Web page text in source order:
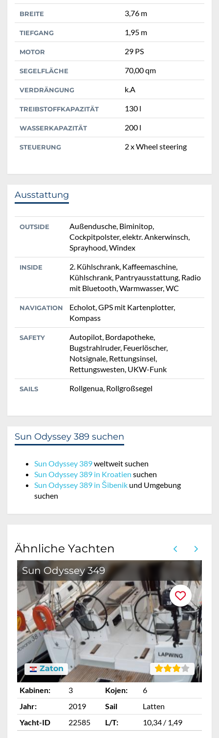
BREITE 3,76 m
TIEFGANG 1,95 m
MOTOR 29 PS
SEGELFLÄCHE 70,00 qm
VERDRÄNGUNG k.A
TREIBSTOFFKAPAZITÄT 130 l
WASSERKAPAZITÄT 200 l
STEUERUNG 2 x Wheel steering
Ausstattung
OUTSIDE
Außendusche, Biminitop,
Cockpitpolster, elektr. Ankerwinsch,
Sprayhood, Windex
INSIDE
2. Kühlschrank, Kaffeemaschine,
Kühlschrank, Pantryausstattung, Radio
mit Bluetooth, Warmwasser, WC
NAVIGATION
Echolot, GPS mit Kartenplotter,
Kompass
SAFETY
Autopilot, Bordapotheke,
Bugstrahlruder, Feuerlöscher,
Notsignale, Rettungsinsel,
Rettungswesten, UKW-Funk
SAILS Rollgenua, Rollgroßsegel
Sun Odyssey 389 suchen
Sun Odyssey 389weltweit suchen
Sun Odyssey 389 in Kroatien suchen
Sun Odyssey 389 in Šibenik und Umgebung
suchen
Ähnliche Yachten
Sun Odyssey 349
Zaton
Kabinen: 3 Kojen:
6
Jahr:
2019 Sail
Latten
Yacht-ID
22585 L/T: 10,34 / 1,49